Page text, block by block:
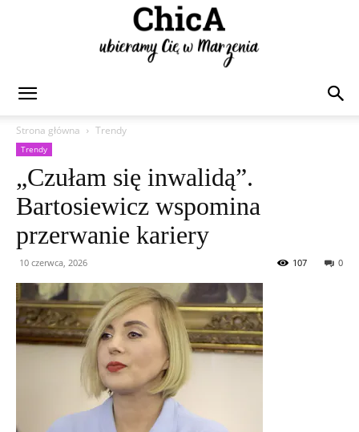
Strona główna
Trendy
Trendy
„Czułam się inwalidą”.
Bartosiewicz wspomina
przerwanie kariery
10 czerwca, 2026 0
107